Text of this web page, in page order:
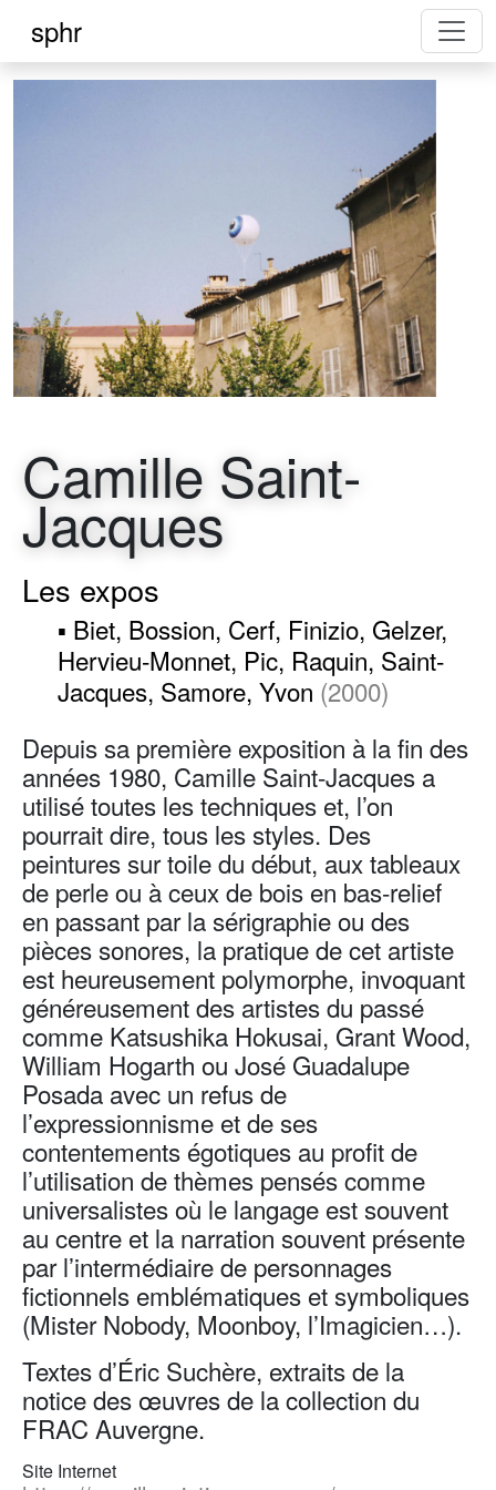
sphr
Camille Saint-
Jacques
Les expos
▪ Biet, Bossion, Cerf, Finizio, Gelzer,
Hervieu-Monnet, Pic, Raquin, Saint-
Jacques, Samore, Yvon (2000)
Depuis sa première exposition à la fin des
années 1980, Camille Saint-Jacques a
utilisé toutes les techniques et, l’on
pourrait dire, tous les styles. Des
peintures sur toile du début, aux tableaux
de perle ou à ceux de bois en bas-relief
en passant par la sérigraphie ou des
pièces sonores, la pratique de cet artiste
est heureusement polymorphe, invoquant
généreusement des artistes du passé
comme Katsushika Hokusai, Grant Wood,
William Hogarth ou José Guadalupe
Posada avec un refus de
l’expressionnisme et de ses
contentements égotiques au profit de
l’utilisation de thèmes pensés comme
universalistes où le langage est souvent
au centre et la narration souvent présente
par l’intermédiaire de personnages
fictionnels emblématiques et symboliques
(Mister Nobody, Moonboy, l’Imagicien…).
Textes d’Éric Suchère, extraits de la
notice des œuvres de la collection du
FRAC Auvergne.
Site Internet